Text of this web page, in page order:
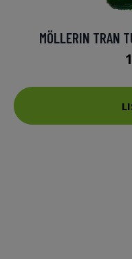
MÖLLERIN TRAN